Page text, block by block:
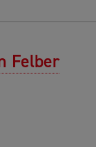
Felber